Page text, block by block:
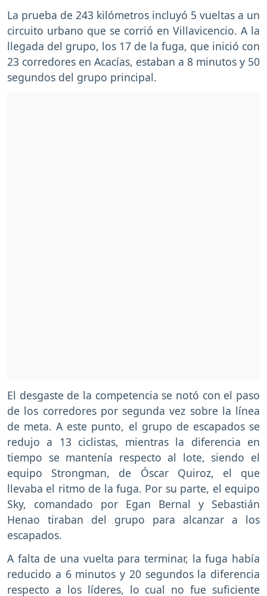
La prueba de 243 kilómetros incluyó 5 vueltas a un
circuito urbano que se corrió en Villavicencio. A la
llegada del grupo, los 17 de la fuga, que inició con
23 corredores en Acacías, estaban a 8 minutos y 50
segundos del grupo principal.
El desgaste de la competencia se notó con el paso
de los corredores por segunda vez sobre la línea
de meta. A este punto, el grupo de escapados se
redujo a 13 ciclistas, mientras la diferencia en
tiempo se mantenía respecto al lote, siendo el
equipo Strongman, de Óscar Quiroz, el que
llevaba el ritmo de la fuga. Por su parte, el equipo
Sky, comandado por Egan Bernal y Sebastián
Henao tiraban del grupo para alcanzar a los
escapados.
A falta de una vuelta para terminar, la fuga había
reducido a 6 minutos y 20 segundos la diferencia
respecto a los líderes, lo cual no fue suficiente